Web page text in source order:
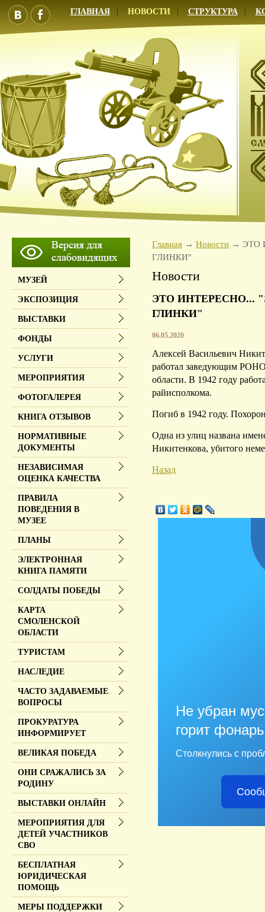
ГЛАВНАЯ НОВОСТИ СТРУКТУРА
Главная Новости
ЭТО
ГЛИНКИ"
Новости
ЭТО ИНТЕРЕСНО...
ГЛИНКИ"
06.05.2020
Алексей Васильевич
работал заведующим
области. В 1942 году
райисполкома.
Погиб в 1942 году.
Одна из улиц названа
Никитенкова, убитого
Назад
Не убран
горит
Столкнулись с
МУЗЕЙ
ЭКСПОЗИЦИЯ
ВЫСТАВКИ
ФОНДЫ
УСЛУГИ
МЕРОПРИЯТИЯ
ФОТОГАЛЕРЕЯ
КНИГА ОТЗЫВОВ
НОРМАТИВНЫЕ
ДОКУМЕНТЫ
НЕЗАВИСИМАЯ
ОЦЕНКА КАЧЕСТВА
ПРАВИЛА
ПОВЕДЕНИЯ В
МУЗЕЕ
ПЛАНЫ
ЭЛЕКТРОННАЯ
КНИГА ПАМЯТИ
СОЛДАТЫ ПОБЕДЫ
КАРТА
СМОЛЕНСКОЙ
ОБЛАСТИ
ТУРИСТАМ
НАСЛЕДИЕ
ЧАСТО ЗАДАВАЕМЫЕ
ВОПРОСЫ
ПРОКУРАТУРА
ИНФОРМИРУЕТ
ВЕЛИКАЯ ПОБЕДА
ОНИ СРАЖАЛИСЬ ЗА
РОДИНУ
ВЫСТАВКИ ОНЛАЙН
МЕРОПРИЯТИЯ ДЛЯ
ДЕТЕЙ УЧАСТНИКОВ
СВО
БЕСПЛАТНАЯ
ЮРИДИЧЕСКАЯ
ПОМОЩЬ
МЕРЫ ПОДДЕРЖКИ